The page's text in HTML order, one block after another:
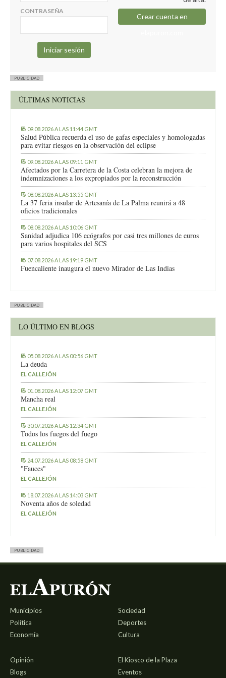
CONTRASEÑA
Crear cuenta en
PUBLICIDAD
ÚLTIMAS NOTICIAS
09.08.2026 A LAS 11:44 GMT
Salud Pública recuerda el uso de gafas especiales y homologadas
para evitar riesgos en la observación del eclipse
09.08.2026 A LAS 09:11 GMT
Afectados por la Carretera de la Costa celebran la mejora de
indemnizaciones a los expropiados por la reconstrucción
08.08.2026 A LAS 13:55 GMT
La 37 feria insular de Artesanía de La Palma reunirá a 48
oficios tradicionales
08.08.2026 A LAS 10:06 GMT
Sanidad adjudica 106 ecógrafos por casi tres millones de euros
para varios hospitales del SCS
07.08.2026 A LAS 19:19 GMT
Fuencaliente inaugura el nuevo Mirador de Las Indias
PUBLICIDAD
LO ÚLTIMO EN BLOGS
05.08.2026 A LAS 00:56 GMT
La deuda
EL CALLEJÓN
01.08.2026 A LAS 12:07 GMT
Mancha real
EL CALLEJÓN
30.07.2026 A LAS 12:34 GMT
Todos los fuegos del fuego
EL CALLEJÓN
24.07.2026 A LAS 08:58 GMT
"Fauces"
EL CALLEJÓN
18.07.2026 A LAS 14:03 GMT
Noventa años de soledad
EL CALLEJÓN
PUBLICIDAD
Municipios
Política
Economía
Sociedad
Deportes
Cultura
Opinión
Blogs
El Kiosco de la Plaza
Eventos